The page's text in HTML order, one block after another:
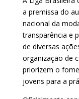
a premissa do
nacional da
transparência e
de diversas
organização de
priorizem o
jovens para a